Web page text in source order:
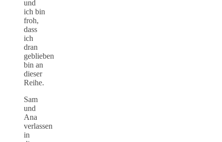
und
ich bin
froh,
dass
ich
dran
geblieben
bin an
dieser
Reihe.
Sam
und
Ana
verlassen
in